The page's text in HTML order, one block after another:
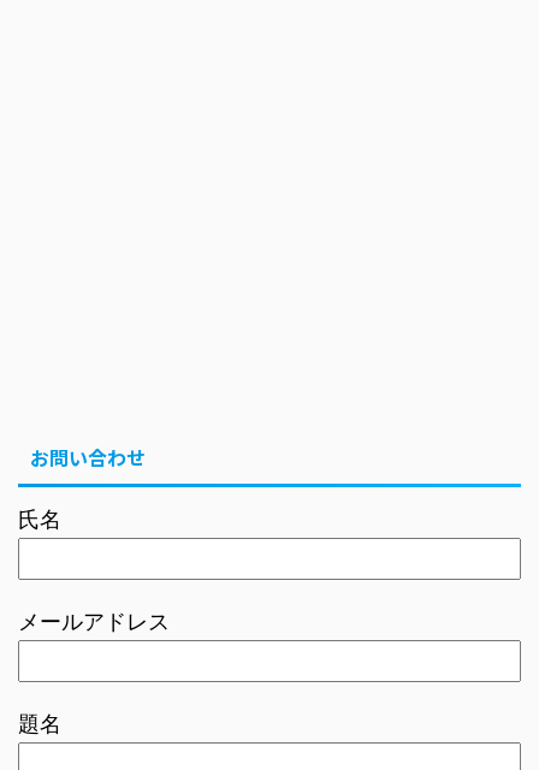
お問い合わせ
氏名
メールアドレス
題名